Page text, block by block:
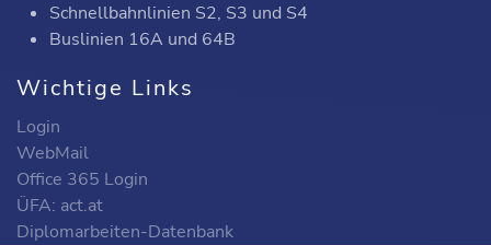
Summe
27 27
einem Betrieb im Ausmaß von 300 Stunden zu
Schnellbahnlinien S2, S3 und S4
Buslinien 16A und 64B
Wichtige Links
Login
WebMail
Office 365 Login
ÜFA: act.at
Diplomarbeiten-Datenbank